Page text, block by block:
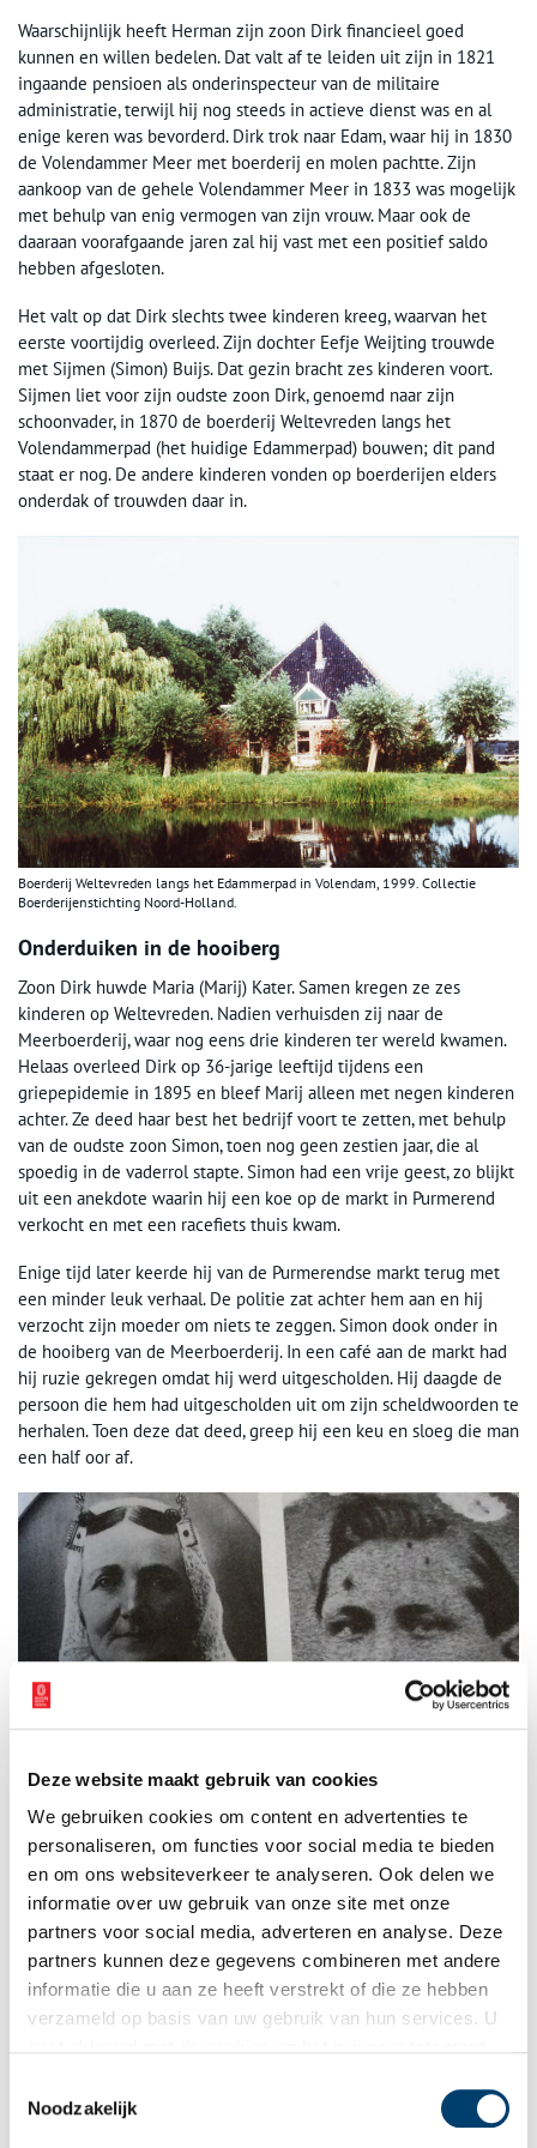
Deze website maakt gebruik van cookies
We gebruiken cookies om content en advertenties te
personaliseren, om functies voor social media te bieden
en om ons websiteverkeer te analyseren. Ook delen we
informatie over uw gebruik van onze site met onze
partners voor social media, adverteren en analyse. Deze
partners kunnen deze gegevens combineren met andere
informatie die u aan ze heeft verstrekt of die ze hebben
verzameld op basis van uw gebruik van hun services. U
Noodzakelijk
Waarschijnlijk heeft Herman zijn zoon Dirk financieel goed
kunnen en willen bedelen. Dat valt af te leiden uit zijn in 1821
ingaande pensioen als onderinspecteur van de militaire
administratie, terwijl hij nog steeds in actieve dienst was en al
enige keren was bevorderd. Dirk trok naar Edam, waar hij in 1830
de Volendammer Meer met boerderij en molen pachtte. Zijn
aankoop van de gehele Volendammer Meer in 1833 was mogelijk
met behulp van enig vermogen van zijn vrouw. Maar ook de
daaraan voorafgaande jaren zal hij vast met een positief saldo
hebben afgesloten.
Het valt op dat Dirk slechts twee kinderen kreeg, waarvan het
eerste voortijdig overleed. Zijn dochter Eefje Weijting trouwde
met Sijmen (Simon) Buijs. Dat gezin bracht zes kinderen voort.
Sijmen liet voor zijn oudste zoon Dirk, genoemd naar zijn
schoonvader, in 1870 de boerderij Weltevreden langs het
Volendammerpad (het huidige Edammerpad) bouwen; dit pand
staat er nog. De andere kinderen vonden op boerderijen elders
onderdak of trouwden daar in.
Boerderij Weltevreden langs het Edammerpad in Volendam, 1999. Collectie
Boerderijenstichting Noord-Holland.
Onderduiken in de hooiberg
Zoon Dirk huwde Maria (Marij) Kater. Samen kregen ze zes
kinderen op Weltevreden. Nadien verhuisden zij naar de
Meerboerderij, waar nog eens drie kinderen ter wereld kwamen.
Helaas overleed Dirk op 36-jarige leeftijd tijdens een
griepepidemie in 1895 en bleef Marij alleen met negen kinderen
achter. Ze deed haar best het bedrijf voort te zetten, met behulp
van de oudste zoon Simon, toen nog geen zestien jaar, die al
spoedig in de vaderrol stapte. Simon had een vrije geest, zo blijkt
uit een anekdote waarin hij een koe op de markt in Purmerend
verkocht en met een racefiets thuis kwam.
Enige tijd later keerde hij van de Purmerendse markt terug met
een minder leuk verhaal. De politie zat achter hem aan en hij
verzocht zijn moeder om niets te zeggen. Simon dook onder in
de hooiberg van de Meerboerderij. In een café aan de markt had
hij ruzie gekregen omdat hij werd uitgescholden. Hij daagde de
persoon die hem had uitgescholden uit om zijn scheldwoorden te
herhalen. Toen deze dat deed, greep hij een keu en sloeg die man
een half oor af.
Maria (Marij) Kater en haar echtgenoot Dirk Buijs. Foto’s uit: Kees Bootsman, Het
pad. Een landweg met geschiedenis(1983).
Uit huis geplaatst
Na onder meer slager te zijn geweest, schopte Simon het ironisch
genoeg tot politieagent in Haarlem. Dat ging hem goed af,
gegeven de volgende overlevering. De uitbetaling van weekloon
gebeurde in die tijd veelal in de kroeg. Dat werd ruim besteed
stellen. Daartoe grepen zij ieder een barkruk en veegden zo het